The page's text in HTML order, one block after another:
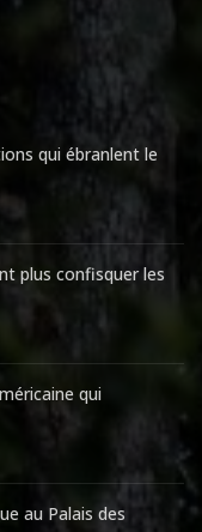
qui ébranlent le
plus confisquer les
qui
au Palais des